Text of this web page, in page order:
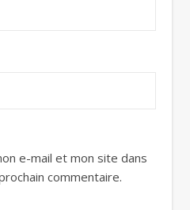
e-mail et mon site dans
commentaire.